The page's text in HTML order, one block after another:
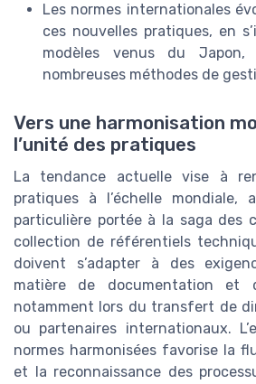
Les normes internationales
ces nouvelles pratiques, en
modèles venus du Japon,
nombreuses méthodes de
Vers une harmonisation
l’unité des pratiques
La tendance actuelle vise à
pratiques à l’échelle mondiale,
particulière portée à la saga des
collection de référentiels
doivent s’adapter à des
matière de documentation et
notamment lors du transfert de
ou partenaires internationaux.
normes harmonisées favorise la
et la reconnaissance des